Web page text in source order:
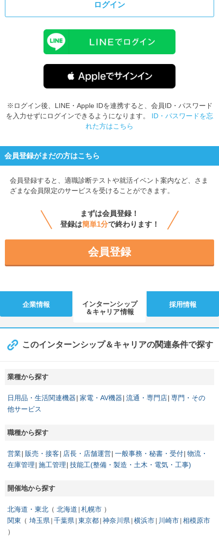
ログイン
※ログイン後、LINE・Apple IDを連携すると、会員ID・パスワード
を入力せずにログインできるようになります。 ID・パスワードを忘
れた方はこちら
会員登録がまだの方はこちら
会員登録すると、 適職診断テストや就活イベント案内など、さま
ざまな会員限定のサービスを受けることができます。
まずは会員登録！
登録は簡単1分で終わります！
会員登録
企業情報
インターンシップ
＆キャリア情報
採用情報
このインターンシップ＆キャリアの関連条件で探す
業種から探す
日用品・生活関連機器 家電・AV機器 流通・専門店 専門・その
他サービス
職種から探す
営業 販売・接客 店長・店舗運営 一般事務・秘書・受付 物流・
在庫管理 施工管理 技能工(整備・製造・土木・電気・工事)
開催地から探す
北海道・東北 北海道 札幌市
関東
埼玉県 千葉県 東京都 神奈川県 横浜市 川崎市 相模原市